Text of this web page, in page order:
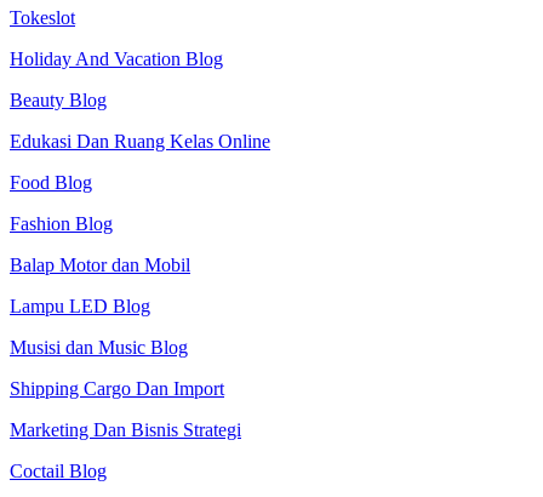
Tokeslot
Holiday And Vacation Blog
Beauty Blog
Edukasi Dan Ruang Kelas Online
Food Blog
Fashion Blog
Balap Motor dan Mobil
Lampu LED Blog
Musisi dan Music Blog
Shipping Cargo Dan Import
Marketing Dan Bisnis Strategi
Coctail Blog